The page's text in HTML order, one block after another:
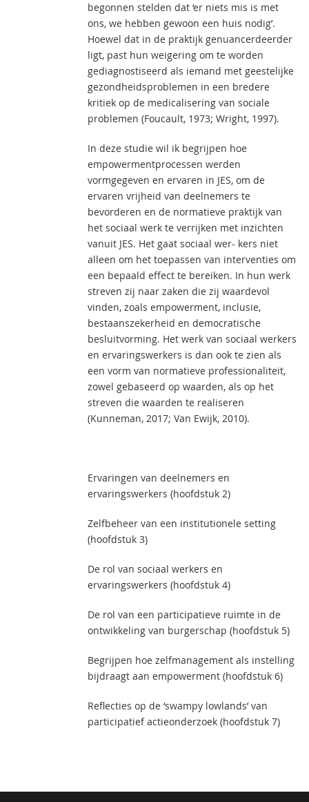
begonnen stelden dat ‘er niets mis is met
ons, we hebben gewoon een huis nodig’.
Hoewel dat in de praktijk genuancerdeerder
ligt, past hun weigering om te worden
gediagnostiseerd als iemand met geestelijke
gezondheidsproblemen in een bredere
kritiek op de medicalisering van sociale
problemen (Foucault, 1973; Wright, 1997).
In deze studie wil ik begrijpen hoe
empowermentprocessen werden
vormgegeven en ervaren in JES, om de
ervaren vrijheid van deelnemers te
bevorderen en de normatieve praktijk van
het sociaal werk te verrijken met inzichten
vanuit JES. Het gaat sociaal wer- kers niet
alleen om het toepassen van interventies om
een bepaald effect te bereiken. In hun werk
streven zij naar zaken die zij waardevol
vinden, zoals empowerment, inclusie,
bestaanszekerheid en democratische
besluitvorming. Het werk van sociaal werkers
en ervaringswerkers is dan ook te zien als
een vorm van normatieve professionaliteit,
zowel gebaseerd op waarden, als op het
streven die waarden te realiseren
(Kunneman, 2017; Van Ewijk, 2010).
Ervaringen van deelnemers en
ervaringswerkers (hoofdstuk 2)
Zelfbeheer van een institutionele setting
(hoofdstuk 3)
De rol van sociaal werkers en
ervaringswerkers (hoofdstuk 4)
De rol van een participatieve ruimte in de
ontwikkeling van burgerschap (hoofdstuk 5)
Begrijpen hoe zelfmanagement als instelling
bijdraagt aan empowerment (hoofdstuk 6)
Reflecties op de ‘swampy lowlands’ van
participatief actieonderzoek (hoofdstuk 7)